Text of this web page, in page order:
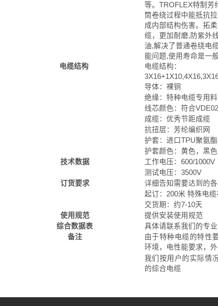
等。TROFLEX特制芳
筒卷绕过程中能抵抗
成内部结构伤害。拓
缆，更加耐磨,防紫外
油,解决了普通卷绕电
能问题,使用寿命是一
电缆结构
电缆结构：
导体：裸铜
绝缘：特种电缆专用料
线芯颜色：符合
成缆：优秀节距成缆
抗扭层：芳纶编织网
护套：进口TPU聚氨
护套颜色：黄色，黑色
技术数据
工作电压：600/1000V
测试电压：3500V
订货要求
详细告知需要达到的
起订：200米 特殊电
交货期：约7-10天
使用规范
提供安装使用规范
综合数据表
具体请联系我们的专
备注
由于特种电缆的特性
环境，电性能要求，
我们按用户的实际情
的综合电缆